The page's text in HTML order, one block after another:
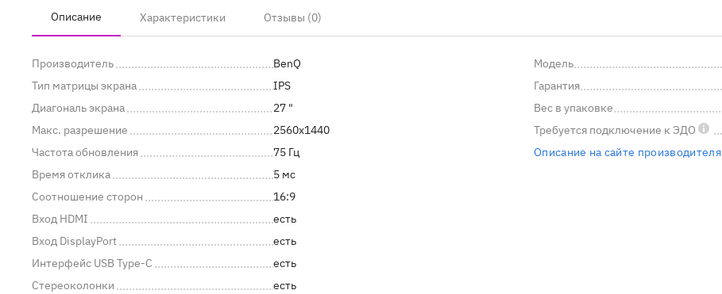
Описание Характеристики Отзывы (0)
Производитель
BenQ
Тип матрицы экрана
IPS
Диагональ экрана
27 "
Макс. разрешение
2560x1440
Частота обновления
75 Гц
Время отклика
5 мс
Соотношение сторон
16:9
Вход HDMI
есть
Вход DisplayPort
есть
Интерфейс USB Type-C
есть
Стереоколонки
есть
Модель
Гарантия
Вес в упаковке
Требуется подключение к ЭДО
Описание на сайте производителя